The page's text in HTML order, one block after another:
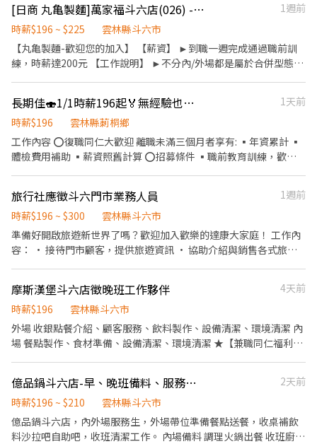
烹飪技巧，還可接觸店鋪的經營管理，例如：成本控管及數據分析
等專業知識 ▪升遷快速且制度完善，依努力及成果將有升遷加薪的
工的辛勤付出 ▪計畫拓展全台灣，讓更多人有機會品嚐美味平價壽
司，致力成為頂尖品牌 職務類別 餐飲服務生、工讀生、門市／店員
／專櫃人員 工作待遇 時薪196~215元 （固定或變動薪資因個人資歷
或績效而異） 工作性質 兼職 - 長期工讀、假日工讀、暑假工讀 上班
地點 雲林縣斗六市大學路二段300號 上班時段 日班/晚班/假日班，
9:00~23:00，需輪班 休假制度 依公司規定 可上班日 一個月內 需求
人數 1~20人
客入座→介紹、服務→商品提供→食材補充→確認結帳金額→收銀
結帳 等 ▪內場 商品進貨、準備、整理→料理製作→提供餐點→餐具
清洗洗碗→庫存盤點、出貨 等 ⭕獎金福利 ▪生日禮券 ▪不定期活
動競賽獎金 ▪一年4次考核及調薪 ▪加班費可是以【5分鐘】為單位
計算喔 ⭕企業魅力 ▪「以人為本」注重團隊合作及交流，採納同仁
烹飪技巧，還可接觸店鋪的經營管理，例如：成本控管及數據分析
等專業知識 ▪升遷快速且制度完善，依努力及成果將有升遷加薪的
工的辛勤付出 ▪計畫拓展全台灣，讓更多人有機會品嚐美味平價壽
司，致力成為頂尖品牌 職務類別 餐飲服務生、工讀生、門市／店員
／專櫃人員 工作待遇 時薪196~215元 （固定或變動薪資因個人資歷
或績效而異） 工作性質 兼職 - 長期工讀、假日工讀、暑假工讀 上班
9:00~23:00，需輪班 休假制度 依公司規定 可上班日 一個月內 需求
人數 1~30人
[日商 丸亀製麵]萬家福斗六店(026) - 長期兼職夥伴｜工讀生｜彈性排班
1週前
時薪$196 ~ $225
雲林縣斗六市
【丸亀製麵-歡迎您的加入】 【薪資】 ►到職一週完成通過職前訓
練，時薪達200元 【工作說明】 ►不分內/外場都是屬於合併型態的
彈性排班08:30-23:00（面試時請於主管確認排班時間） 【薪資福
利】 1. 提供員工餐 2. 國定假日雙倍薪 3. 提供優秀同仁績效獎金 4.
久任獎金 5. 生日禮卷 6. 滿年資享特休假 7.福委會福利補助 ★★多項
福利歡迎您加入我們★★
長期佳🍣1/1時薪196起🏅無經驗也可以輕鬆上手🎊彈性排班🌟每五分鐘計算加班費💯
1天前
時薪$196
雲林縣莿桐鄉
工作內容 ⭕復職同仁大歡迎 離職未滿三個月者享有: ▪年資累計 ▪
體檢費用補助 ▪薪資照舊計算 ⭕招募條件 ▪職前教育訓練，歡迎
客入座→介紹、服務→商品提供→食材補充→確認結帳金額→收銀
結帳 等 ▪內場 商品進貨、準備、整理→料理製作→提供餐點→餐具
清洗洗碗→庫存盤點、出貨 等 ⭕獎金福利 ▪生日禮券 ▪不定期活
動競賽獎金 ▪一年4次考核及調薪 ▪加班費可是以【5分鐘】為單位
烹飪技巧，還可接觸店鋪的經營管理，例如：成本控管及數據分析
等專業知識 ▪升遷快速且制度完善，依努力及成果將有升遷加薪的
機會 ▪享有完善的福利制度，加班費為5分鐘為單位計算，重視員
工的辛勤付出 ▪計畫拓展全台灣，讓更多人有機會品嚐美味平價壽
司，致力成為頂尖品牌 職務類別 餐飲服務生、工讀生、門市／店員
／專櫃人員 工作待遇 時薪196~215元 （固定或變動薪資因個人資歷
或績效而異） 工作性質 兼職 - 長期工讀、假日工讀、暑假工讀 上班
8:30~23:30，需輪班 休假制度 依公司規定 可上班日 一個月內 需求
人數 1~20人
旅行社應徵斗六門市業務人員
1週前
時薪$196 ~ $300
雲林縣斗六市
準備好開啟旅遊新世界了嗎？歡迎加入歡樂的達康大家庭！ 工作內
容： • 接待門市顧客，提供旅遊資訊 • 協助介紹與銷售各式旅遊
情和笑容，我們非常歡迎你！
摩斯漢堡斗六店徵晚班工作夥伴
4天前
時薪$196
雲林縣斗六市
外場 收銀點餐介紹、顧客服務、飲料製作、設備清潔、環境清潔 內
場 餐點製作、食材準備、設備清潔、環境清潔 ★【兼職同仁福利】
小時(含)以上享加發金 5.完善員工保障(享勞/健保、勞退提撥) 6.團
體保險(意外傷害/意外醫療險) 7.職福會旅遊補助(依服務年資與時數
規定給予補助) 8.生日禮金、端午禮金、中秋禮金 9.員工餐飲優惠
10.關係企業家電享員工優惠價。
億品鍋斗六店-早、晚班備料、服務人員
2天前
時薪$196 ~ $210
雲林縣斗六市
億品鍋斗六店，內外場服務生，外場帶位準備餐點送餐，收桌補飲
料沙拉吧自助吧，收班清潔工作。 內場備料 調理火鍋出餐 收班廚房